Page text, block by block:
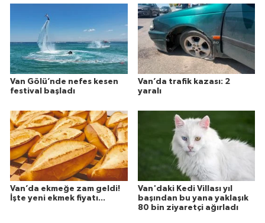
Van Gölü’nde nefes kesen
festival başladı
Van’da trafik kazası: 2
yaralı
Van’da ekmeğe zam geldi!
İşte yeni ekmek fiyatı...
Van'daki Kedi Villası yıl
başından bu yana yaklaşık
80 bin ziyaretçi ağırladı